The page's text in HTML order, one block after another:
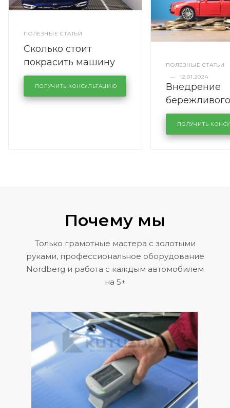
ПОЛЕЗНЫЕ СТАТЬИ
Сколько стоит
покрасить машину
полностью
ПОЛУЧИТЬ КОНСУЛЬТАЦИЮ
ПОЛЕЗНЫЕ СТАТЬИ
—
12.01.2024
Внедрение
бережливого
кузовном
KUTUZOVV
ПОЛУЧИТЬ
Почему мы
Только грамотные мастера с золотыми
руками, профессиональное оборудование
Nordberg и работа с каждым автомобилем
на 5+